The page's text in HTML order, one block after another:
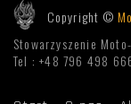
Copyright ©
Stowarzyszenie
Tel : +48 796 498